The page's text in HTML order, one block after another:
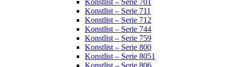
Konstlist – Serie 701
Konstlist – Serie 711
Konstlist – Serie 712
Konstlist – Serie 744
Konstlist – Serie 759
Konstlist – Serie 800
Konstlist – Serie 8051
Konstlist – Serie 806